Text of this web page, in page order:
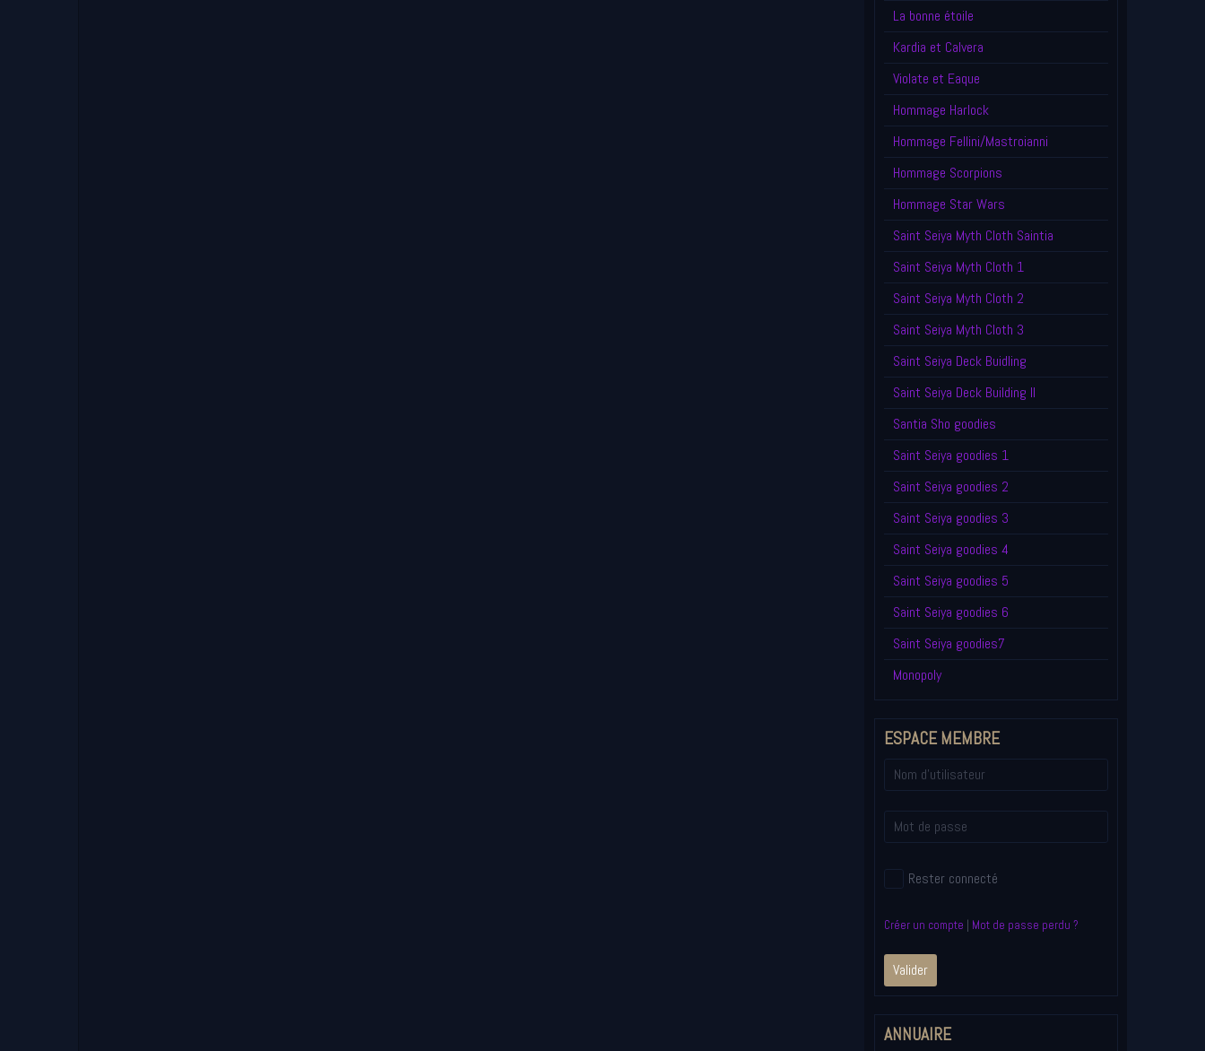
La bonne étoile
Kardia et Calvera
Violate et Eaque
Hommage Harlock
Hommage Fellini/Mastroianni
Hommage Scorpions
Hommage Star Wars
Saint Seiya Myth Cloth Saintia
Saint Seiya Myth Cloth 1
Saint Seiya Myth Cloth 2
Saint Seiya Myth Cloth 3
Saint Seiya Deck Buidling
Saint Seiya Deck Building II
Santia Sho goodies
Saint Seiya goodies 1
Saint Seiya goodies 2
Saint Seiya goodies 3
Saint Seiya goodies 4
Saint Seiya goodies 5
Saint Seiya goodies 6
Saint Seiya goodies7
Monopoly
ESPACE MEMBRE
Rester connecté
Créer un compte | Mot de passe perdu ?
Valider
ANNUAIRE